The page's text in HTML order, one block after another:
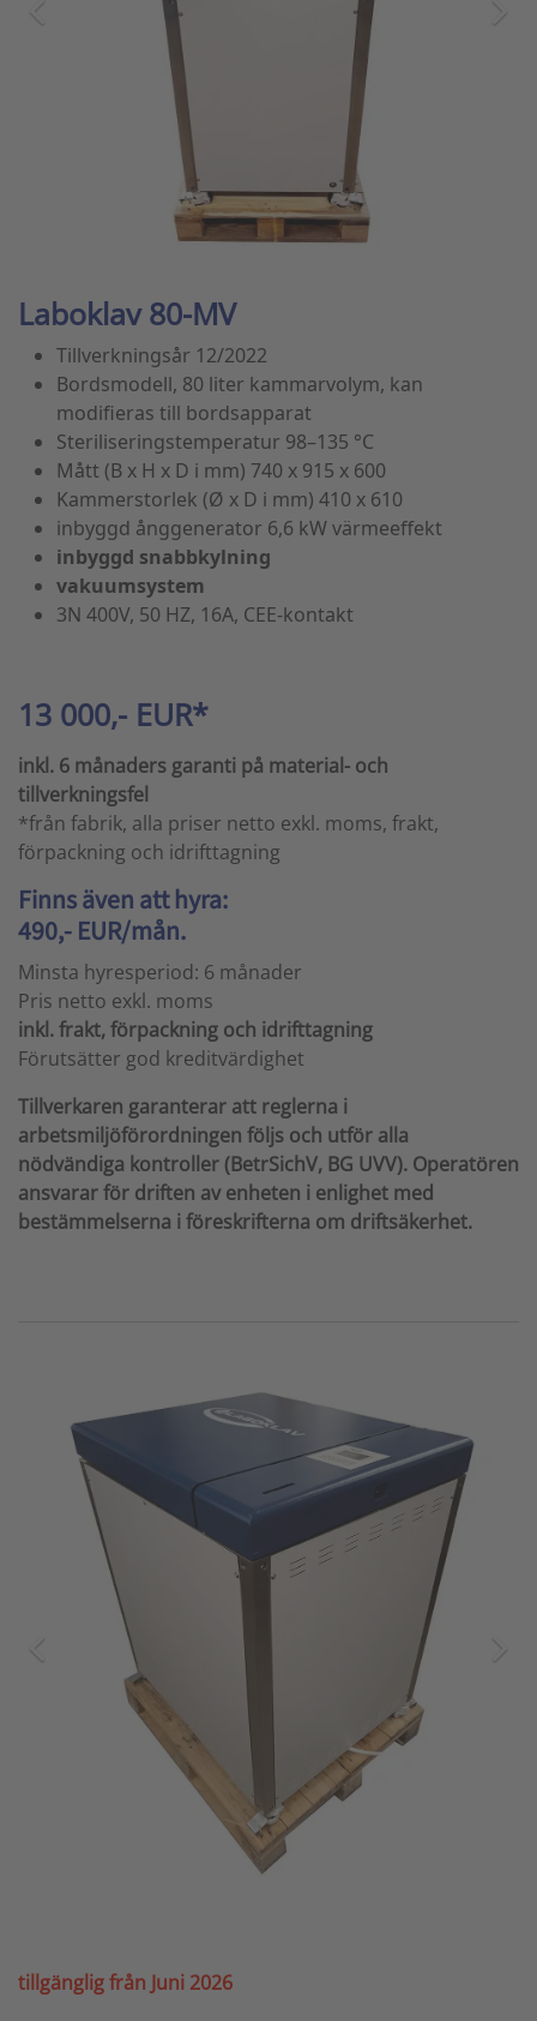
Laboklav 80-MV
Tillverkningsår 12/2022
Bordsmodell, 80 liter kammarvolym, kan
modifieras till bordsapparat
Steriliseringstemperatur 98–135 °C
Mått (B x H x D i mm) 740 x 915 x 600
Kammerstorlek (Ø x D i mm) 410 x 610
inbyggd ånggenerator 6,6 kW värmeeffekt
inbyggd snabbkylning
vakuumsystem
3N 400V, 50 HZ, 16A, CEE-kontakt
13 000,- EUR*
inkl. 6 månaders garanti på material- och
tillverkningsfel
*från fabrik, alla priser netto exkl. moms, frakt,
förpackning och idrifttagning
Finns även att hyra:
490,- EUR/mån.
Minsta hyresperiod: 6 månader
Pris netto exkl. moms
inkl. frakt, förpackning och idrifttagning
Förutsätter god kreditvärdighet
Tillverkaren garanterar att reglerna i
arbetsmiljöförordningen följs och utför alla
nödvändiga kontroller (BetrSichV, BG UVV). Operatören
ansvarar för driften av enheten i enlighet med
bestämmelserna i föreskrifterna om driftsäkerhet.
tillgänglig från Juni 2026